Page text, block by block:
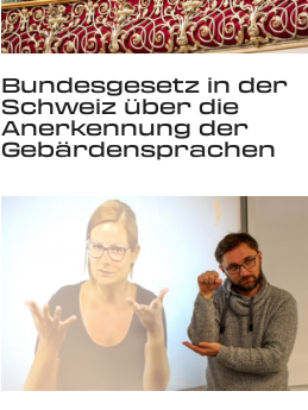
Bundesgesetz in der
Schweiz über die
Anerkennung der
Gebärdensprachen